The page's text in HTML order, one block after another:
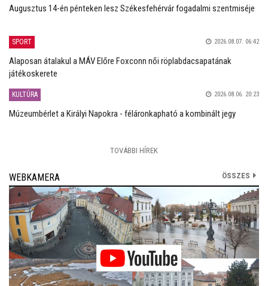
Augusztus 14-én pénteken lesz Székesfehérvár fogadalmi szentmiséje
SPORT 2026.08.07. 06:42
Alaposan átalakul a MÁV Előre Foxconn női röplabdacsapatának
játékoskerete
KULTÚRA 2026.08.06. 20:23
Múzeumbérlet a Királyi Napokra - féláronkapható a kombinált jegy
TOVÁBBI HÍREK
WEBKAMERA ÖSSZES